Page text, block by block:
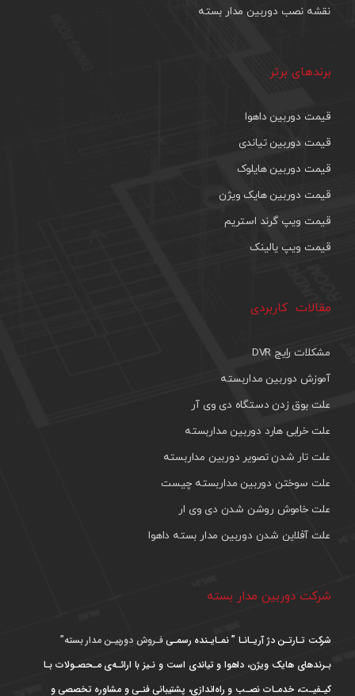
نقشه نصب دوربین مدار بسته
برندهای برتر
قیمت دوربین داهوا
قیمت دوربین تیاندی
قیمت دوربین هایلوک
قیمت دوربین هایک ویژن
قیمت ویپ گرند استریم
قیمت ویپ یالینک
مقالات کاربردی
مشکلات رایج DVR
آموزش دوربین مداربسته
علت بوق زدن دستگاه دی وی آر
علت خرابی هارد دوربین مداربسته
علت تار شدن تصویر دوربین مداربسته
علت سوختن دوربین مداربسته چیست
علت خاموش روشن شدن دی وی ار
علت آفلاین شدن دوربین مدار بسته داهوا
شرکت دوربین مدار بسته
شرکت تـارتـن دژ آریـانـا ” نمـایـنده رسمـیفـروش دوربیـن مدار بسته”
بـرندهای هایک ویژن، داهوا و تیاندی است و نـیز با ارائـه‌ی مـحصـولات بـا
کیـفیـت، خدمـات نصـب و راه‌اندازی، پشتیبانی فنـی و مشاوره تخصصی و